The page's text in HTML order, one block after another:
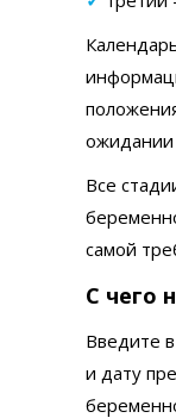
ожидании
Все
самой
С чего
Введите
и дату